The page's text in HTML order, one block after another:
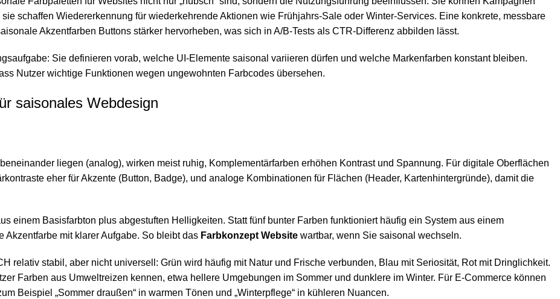
schaffen Wiedererkennung für wiederkehrende Aktionen wie Frühjahrs-Sale oder Winter-Services. Eine konkrete, messbare
Akzentfarben Buttons stärker hervorheben, was sich in A/B-Tests als CTR-Differenz abbilden lässt.
Sie definieren vorab, welche UI-Elemente saisonal variieren dürfen und welche Markenfarben konstant bleiben.
Nutzer wichtige Funktionen wegen ungewohnten Farbcodes übersehen.
saisonales Webdesign
liegen (analog), wirken meist ruhig, Komplementärfarben erhöhen Kontrast und Spannung. Für digitale Oberflächen
eher für Akzente (Button, Badge), und analoge Kombinationen für Flächen (Header, Kartenhintergründe), damit die
einem Basisfarbton plus abgestuften Helligkeiten. Statt fünf bunter Farben funktioniert häufig ein System aus einem
mit klarer Aufgabe. So bleibt das Farbkonzept Website wartbar, wenn Sie saisonal wechseln.
relativ stabil, aber nicht universell: Grün wird häufig mit Natur und Frische verbunden, Blau mit Seriosität, Rot mit Dringlichkeit.
Farben aus Umweltreizen kennen, etwa hellere Umgebungen im Sommer und dunklere im Winter. Für E-Commerce können
Beispiel „Sommer draußen“ in warmen Tönen und „Winterpflege“ in kühleren Nuancen.